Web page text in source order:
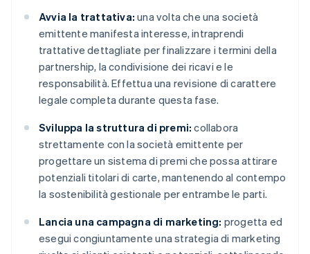
Avvia la trattativa: una volta che una società
emittente manifesta interesse, intraprendi
trattative dettagliate per finalizzare i termini della
partnership, la condivisione dei ricavi e le
responsabilità. Effettua una revisione di carattere
legale completa durante questa fase.
Sviluppa la struttura di premi: collabora
strettamente con la società emittente per
progettare un sistema di premi che possa attirare
potenziali titolari di carte, mantenendo al contempo
la sostenibilità gestionale per entrambe le parti.
Lancia una campagna di marketing: progetta ed
esegui congiuntamente una strategia di marketing